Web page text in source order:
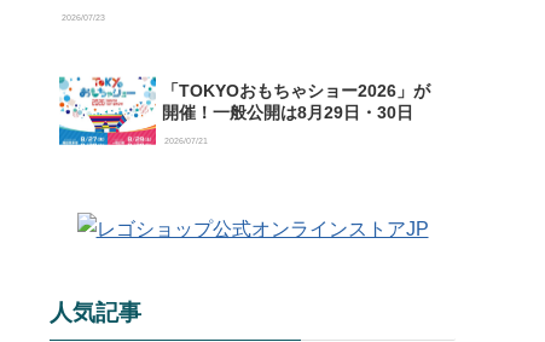
2026/07/23
「TOKYOおもちゃショー2026」が
開催！一般公開は8月29日・30日
2026/07/21
人気記事